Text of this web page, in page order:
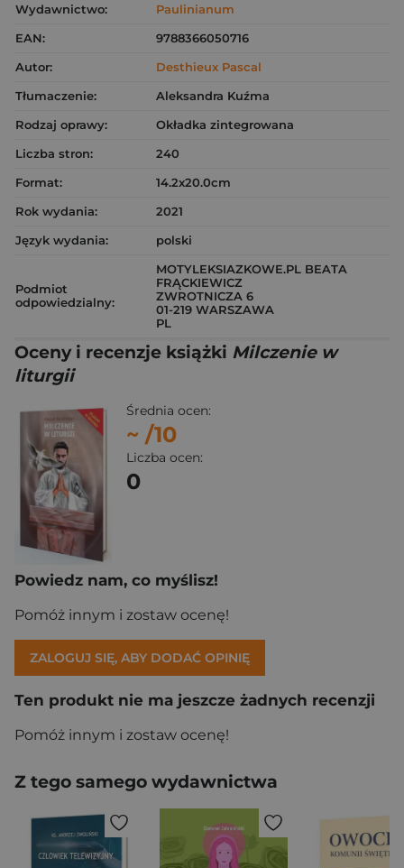
Wydawnictwo:
Paulinianum
EAN:
9788366050716
Autor:
Desthieux Pascal
Tłumaczenie:
Aleksandra Kuźma
Rodzaj oprawy:
Okładka zintegrowana
Liczba stron:
240
Format:
14.2x20.0cm
Rok wydania:
2021
Język wydania:
polski
Podmiot
odpowiedzialny:
MOTYLEKSIAZKOWE.PL BEATA
FRĄCKIEWICZ
ZWROTNICZA 6
01-219 WARSZAWA
PL
Oceny i recenzje książki Milczenie w
liturgii
Średnia ocen:
~ /10
Liczba ocen:
0
Powiedz nam, co myślisz!
Pomóż innym i zostaw ocenę!
ZALOGUJ SIĘ, ABY DODAĆ OPINIĘ
Ten produkt nie ma jeszcze żadnych recenzji
Pomóż innym i zostaw ocenę!
Z tego samego wydawnictwa